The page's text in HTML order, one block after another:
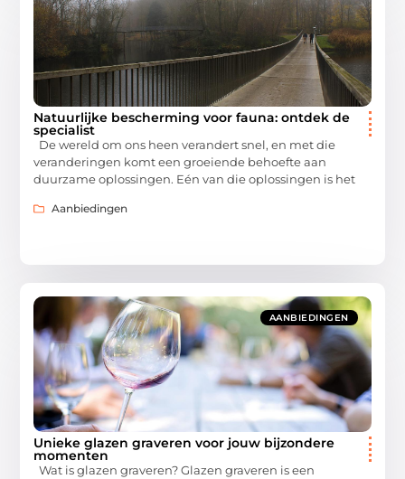
Natuurlijke bescherming voor fauna: ontdek de
specialist
De wereld om ons heen verandert snel, en met die
veranderingen komt een groeiende behoefte aan
duurzame oplossingen. Eén van die oplossingen is het
Aanbiedingen
AANBIEDINGEN
Unieke glazen graveren voor jouw bijzondere
momenten
Wat is glazen graveren? Glazen graveren is een